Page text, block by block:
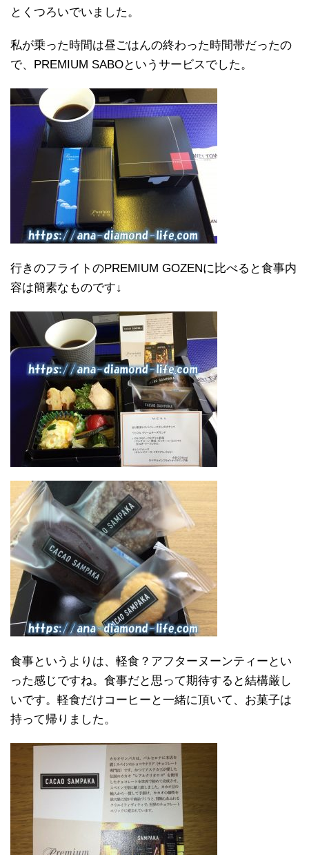
とくつろいでいました。
私が乗った時間は昼ごはんの終わった時間帯だったの
で、PREMIUM SABOというサービスでした。
行きのフライトのPREMIUM GOZENに比べると食事内
容は簡素なものです↓
食事というよりは、軽食？アフターヌーンティーとい
った感じですね。食事だと思って期待すると結構厳し
いです。軽食だけコーヒーと一緒に頂いて、お菓子は
持って帰りました。